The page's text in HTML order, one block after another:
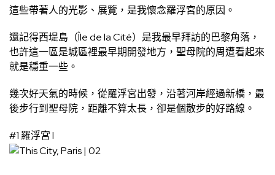
這些帶著人的光影、展覽，是我懷念羅浮宮的原因。
還記得西堤島（Île de la Cité）是我最早拜訪的巴黎角落，
也許這一區是城區裡最早期開發地方，聖母院的周遭看起來
就是穩重一些。
幾次好天氣的時候，從羅浮宮出發，沿著河岸經過新橋，最
後步行到聖母院，距離不算太長，卻是個散步的好路線。
#1 羅浮宮 I